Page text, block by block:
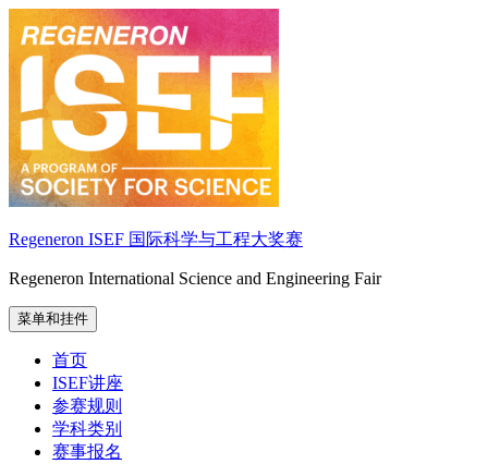
至
内
Regeneron ISEF 国际科学与工程大奖赛
Regeneron International Science and Engineering Fair
菜单和挂件
首页
ISEF讲座
参赛规则
学科类别
赛事报名